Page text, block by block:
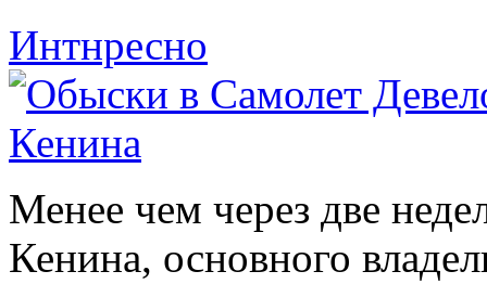
Интнресно
Менее чем через две
Кенина, основного